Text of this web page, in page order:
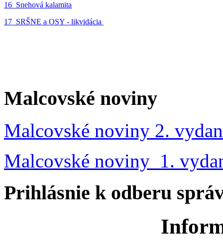
16_Snehová kalamita
17_SRŠNE a OSY - likvidácia
Malcovské noviny
Malcovské noviny 2.
Malcovské noviny 1.
Prihlásnie k odberu